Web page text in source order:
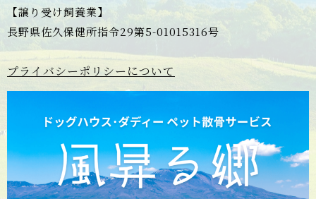
【譲り受け飼養業】
長野県佐久保健所指令29第5-01015316号
プライバシーポリシーについて